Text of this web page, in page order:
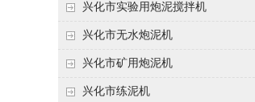
兴化市实验用炮泥搅拌机
兴化市无水炮泥机
兴化市矿用炮泥机
兴化市练泥机